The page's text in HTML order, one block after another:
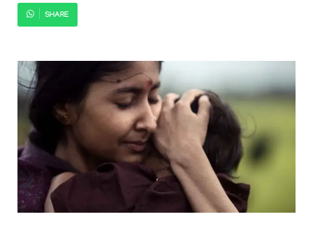
SHARE